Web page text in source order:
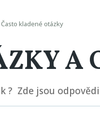
Často kladené otázky
A
Zde jsou